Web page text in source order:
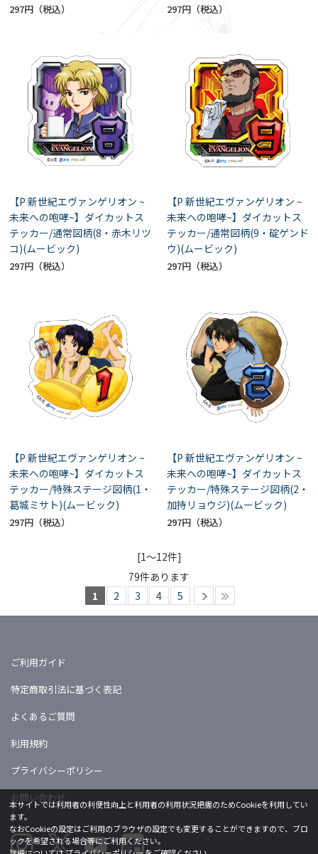
297円 297円
【P 新世紀エヴァンゲリオン ~
未来への咆哮~】ダイカットス
テッカー/通常図柄(8・赤木リツ
コ)(ムービック)
297円
【P 新世紀エヴァンゲリオン ~
未来への咆哮~】ダイカットス
テッカー/通常図柄(9・碇ゲンド
ウ)(ムービック)
297円
【P 新世紀エヴァンゲリオン ~
未来への咆哮~】ダイカットス
テッカー/特殊ステージ図柄(1・
葛城ミサト)(ムービック)
297円
【P 新世紀エヴァンゲリオン ~
未来への咆哮~】ダイカットス
テッカー/特殊ステージ図柄(2・
加持リョウジ)(ムービック)
297円
[1～12件]
79件あります
1
2 3 4 5
ご利用ガイド
特定商取引法に基づく表記
よくあるご質問
利用規約
プライバシーポリシー
お問い合わせ
本サイトでは利用者の利便性向上と利用者の利用状況把握のためCookieを利用してい
ます。
なおCookieの設定はご利用のブラウザの設定でも変更することができますので、ブロ
ックを希望される場合等にご利用ください。